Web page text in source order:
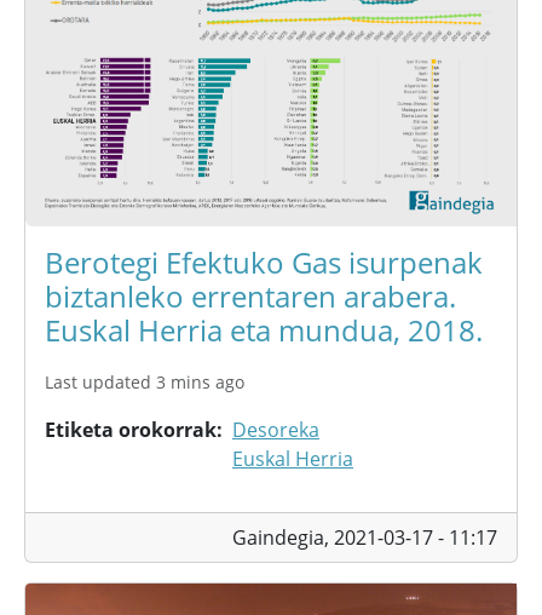
Berotegi Efektuko Gas isurpenak
biztanleko errentaren arabera.
Euskal Herria eta mundua, 2018.
Last updated 3 mins ago
Etiketa orokorrak
Desoreka
Euskal Herria
Gaindegia, 2021-03-17 - 11:17